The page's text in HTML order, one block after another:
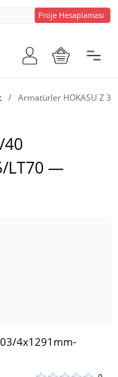
Proje Hesaplaması
/ Armatürler HOKASU Z
LT70 —